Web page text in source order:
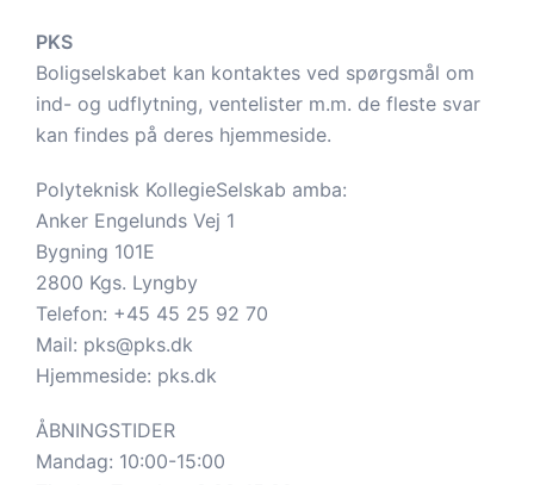
PKS
Boligselskabet kan kontaktes ved spørgsmål om
ind- og udflytning, ventelister m.m. de fleste svar
kan findes på deres hjemmeside.
Polyteknisk KollegieSelskab amba:
Anker Engelunds Vej 1
Bygning 101E
2800 Kgs. Lyngby
Telefon: +45 45 25 92 70
Mail: pks@pks.dk
Hjemmeside: pks.dk
ÅBNINGSTIDER
Mandag: 10:00-15:00